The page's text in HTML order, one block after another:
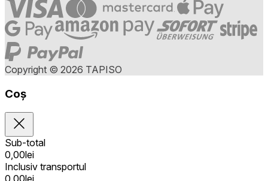
Copyright © 2026 TAPISO
Coș
Sub-total
0,00lei
Inclusiv transportul
0,00lei